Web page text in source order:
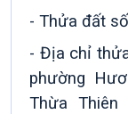
- Thửa đất
- Địa chỉ
phường
Thừa